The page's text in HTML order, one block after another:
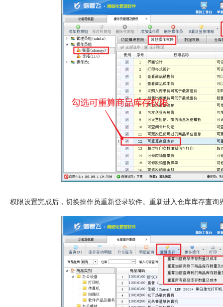
权限设置完成后，切换操作员重新登录软件。重新进入仓库库存查询